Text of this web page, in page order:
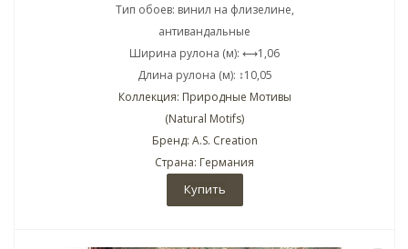
Тип обоев: винил на флизелине,
антивандальные
Ширина рулона (м): ⟷1,06
Длина рулона (м): ↕10,05
Коллекция: Природные Мотивы
(Natural Motifs)
Бренд: A.S. Creation
Страна: Германия
Купить